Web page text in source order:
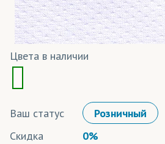
Цвета в наличии
Ваш статус
Розничный
Скидка
0%